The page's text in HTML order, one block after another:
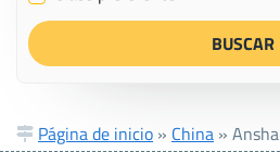
Página de inicio » China »